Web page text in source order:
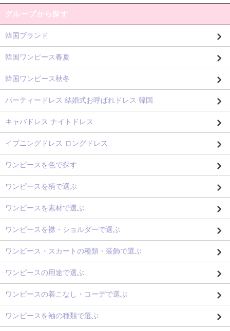
グループから探す
韓国ブランド
韓国ワンピース春夏
韓国ワンピース秋冬
パーティードレス 結婚式お呼ばれドレス 韓国
キャバドレス ナイトドレス
イブニングドレス ロングドレス
ワンピースを色で探す
ワンピースを柄で選ぶ
ワンピースを素材で選ぶ
ワンピースを襟・ショルダーで選ぶ
ワンピース・スカートの種類・装飾で選ぶ
ワンピースの用途で選ぶ
ワンピースの着こなし・コーデで選ぶ
ワンピースを袖の種類で選ぶ